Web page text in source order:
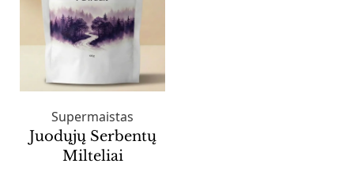
Supermaistas
Juodųjų Serbentų
Milteliai